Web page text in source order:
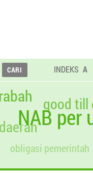
INDEKS A
NAB per
obligasi pemerintah
good till